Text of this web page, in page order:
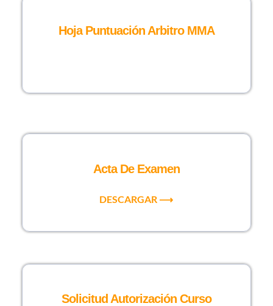
Hoja Puntuación Arbitro MMA
Acta De Examen
DESCARGAR ⟶
Solicitud Autorización Curso